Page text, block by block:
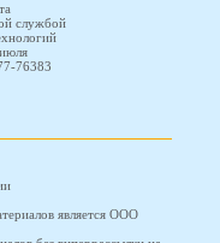
службой
76383
является ООО